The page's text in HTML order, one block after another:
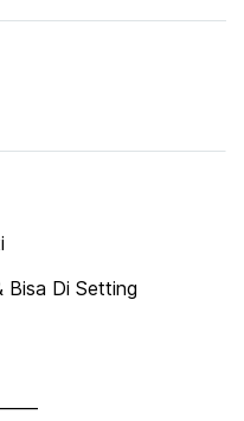
Bisa Di Setting